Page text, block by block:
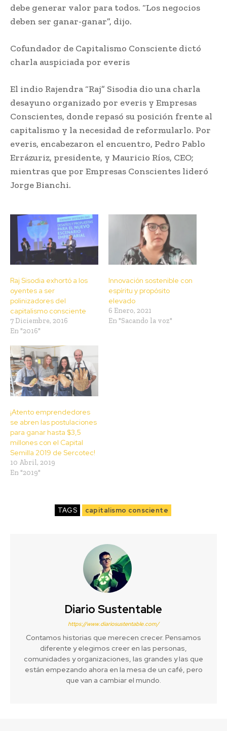
debe generar valor para todos. “Los negocios
deben ser ganar-ganar”, dijo.
Cofundador de Capitalismo Consciente dictó
charla auspiciada por everis
El indio Rajendra “Raj” Sisodia dio una charla
desayuno organizado por everis y Empresas
Conscientes, donde repasó su posición frente al
capitalismo y la necesidad de reformularlo. Por
everis, encabezaron el encuentro, Pedro Pablo
Errázuriz, presidente, y Mauricio Ríos, CEO;
mientras que por Empresas Conscientes lideró
Jorge Bianchi.
Raj Sisodia exhortó a los
oyentes a ser
polinizadores del
capitalismo consciente
7 Diciembre, 2016
En "2016"
Innovación sostenible con
espíritu y propósito
elevado
6 Enero, 2021
En "Sacando la voz"
¡Atento emprendedores
se abren las postulaciones
para ganar hasta $3,5
millones con el Capital
Semilla 2019 de Sercotec!
10 Abril, 2019
En "2019"
TAGS capitalismo consciente
Diario Sustentable
https://www.diariosustentable.com/
Contamos historias que merecen crecer. Pensamos
diferente y elegimos creer en las personas,
comunidades y organizaciones, las grandes y las que
están empezando ahora en la mesa de un café, pero
que van a cambiar el mundo.